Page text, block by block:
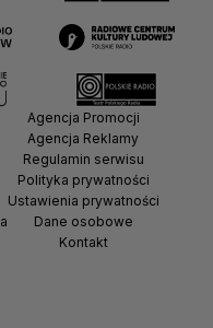
Agencja Promocji
Agencja Reklamy
Regulamin serwisu
Polityka prywatności
Ustawienia prywatności
Dane osobowe
Kontakt